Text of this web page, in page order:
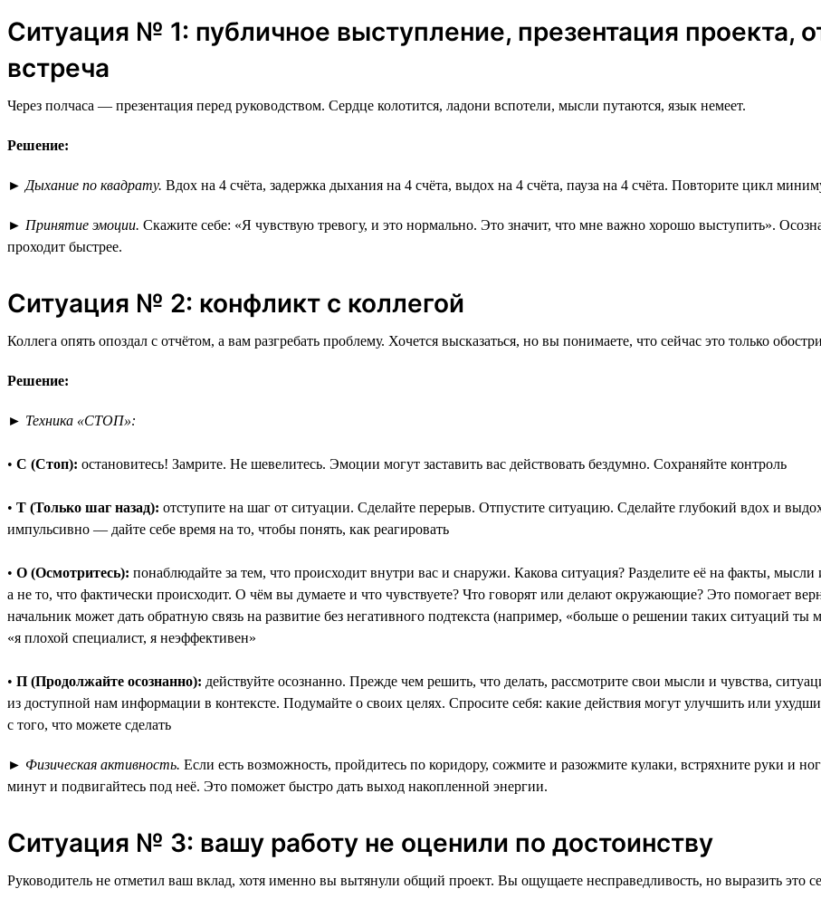
Ситуация № 1: публичное выступление, презентация проекта,
встреча
Через полчаса — презентация перед руководством. Сердце колотится, ладони вспотели, мысли путаются, язык немеет.
Решение:
► Дыхание по квадрату. Вдох на 4 счёта, задержка дыхания на 4 счёта, выдох на 4 счёта, пауза на 4 счёта. Повторите цикл
► Принятие эмоции. Скажите себе: «Я чувствую тревогу, и это нормально. Это значит, что мне важно хорошо выступить».
проходит быстрее.
Ситуация № 2: конфликт с коллегой
Коллега опять опоздал с отчётом, а вам разгребать проблему. Хочется высказаться, но вы понимаете, что сейчас это только
Решение:
► Техника «СТОП»:
• С (Стоп): остановитесь! Замрите. Не шевелитесь. Эмоции могут заставить вас действовать бездумно. Сохраняйте контроль
• Т (Только шаг назад): отступите на шаг от ситуации. Сделайте перерыв. Отпустите ситуацию. Сделайте глубокий вдох и
импульсивно — дайте себе время на то, чтобы понять, как реагировать
• О (Осмотритесь): понаблюдайте за тем, что происходит внутри вас и снаружи. Какова ситуация? Разделите её на факты,
а не то, что фактически происходит. О чём вы думаете и что чувствуете? Что говорят или делают окружающие? Это помогает
начальник может дать обратную связь на развитие без негативного подтекста (например, «больше о решении таких ситуаций ты
«я плохой специалист, я неэффективен»
• П (Продолжайте осознанно): действуйте осознанно. Прежде чем решить, что делать, рассмотрите свои мысли и чувства,
из доступной нам информации в контексте. Подумайте о своих целях. Спросите себя: какие действия могут улучшить или
с того, что можете сделать
► Физическая активность. Если есть возможность, пройдитесь по коридору, сожмите и разожмите кулаки, встряхните руки и
минут и подвигайтесь под неё. Это поможет быстро дать выход накопленной энергии.
Ситуация № 3: вашу работу не оценили по достоинству
Руководитель не отметил ваш вклад, хотя именно вы вытянули общий проект. Вы ощущаете несправедливость, но выразить это